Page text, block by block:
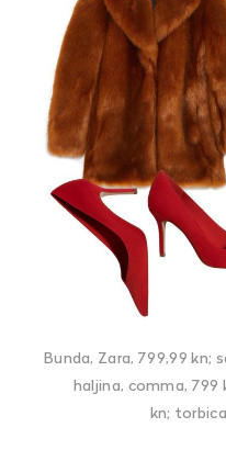
Bunda, Zara, 799,99 kn;
haljina, comma, 799
kn;